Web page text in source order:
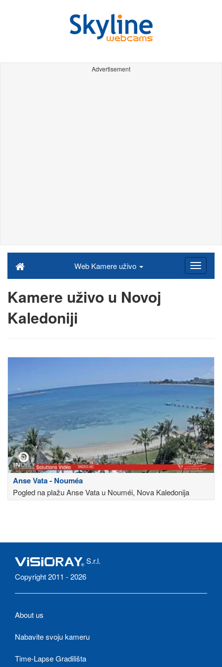
Advertisement
Web Kamere uživo
Kamere uživo u Novoj
Kaledoniji
Anse Vata - Nouméa
Pogled na plažu Anse Vata u Nouméi, Nova Kaledonija
S.r.l.
Copyright 2011 - 2026
About us
Nabavite svoju kameru
Time-Lapse Gradilišta